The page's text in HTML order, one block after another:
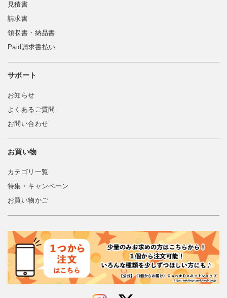
見積書
請求書
領収書・納品書
Paid請求書払い
サポート
お知らせ
よくあるご質問
お問い合わせ
お買い物
カテゴリ一覧
特集・キャンペーン
お買い物かご